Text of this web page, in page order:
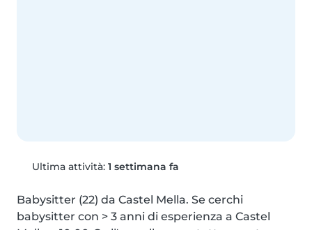
Ultima attività: 1 settimana fa
Babysitter (22) da Castel Mella. Se cerchi
babysitter con > 3 anni di esperienza a Castel